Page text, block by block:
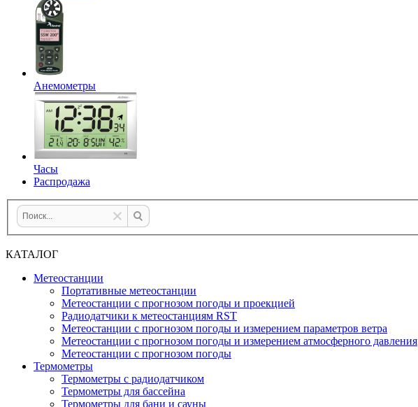
Анемометры
Часы
Распродажа
КАТАЛОГ
Метеостанции
Портативные метеостанции
Метеостанции с прогнозом погоды и проекцией
Радиодатчики к метеостанциям RST
Метеостанции с прогнозом погоды и измерением параметров ветра
Метеостанции с прогнозом погоды и измерением атмосферного давления
Метеостанции с прогнозом погоды
Термометры
Термометры с радиодатчиком
Термометры для бассейна
Термометры для бани и сауны